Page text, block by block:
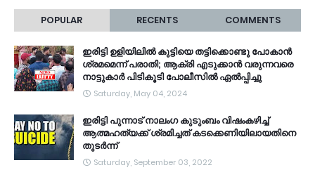
POPULAR RECENTS COMMENTS
ഇരിട്ടി ഉളിയിലിൽ കുട്ടിയെ തട്ടിക്കൊണ്ടു പോകാൻ
ശ്രമമെന്ന് പരാതി; ആക്രി എടുക്കാൻ വരുന്നവരെ
നാട്ടുകാർ പിടികൂടി പോലീസിൽ ഏൽപ്പിച്ചു
Saturday, May 04, 2024
ഇരിട്ടി പുന്നാട് നാലംഗ കുടുംബം വിഷംകഴിച്ച്‌
ആത്മഹത്യക്ക് ശ്രമിച്ചത് കടക്കെണിയിലായതിനെ
തുടർന്ന്
Saturday, September 03, 2022